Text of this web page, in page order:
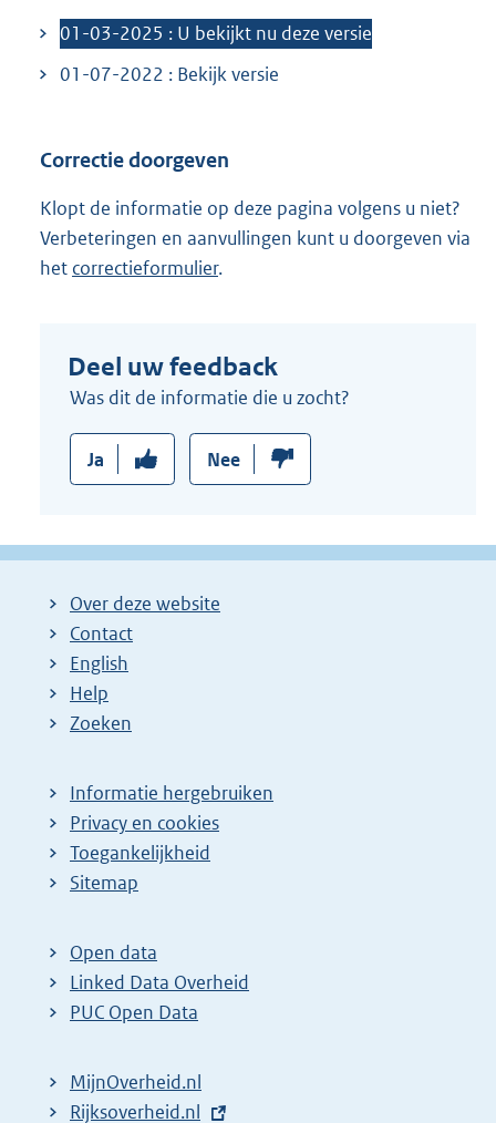
01-03-2025 : U bekijkt nu deze versie
01-07-2022 : Bekijk versie
Correctie doorgeven
Klopt de informatie op deze pagina volgens u niet?
Verbeteringen en aanvullingen kunt u doorgeven via
het correctieformulier.
Deel uw feedback
Was dit de informatie die u zocht?
Ja Nee
Over deze website
Contact
English
Help
Zoeken
Informatie hergebruiken
Privacy en cookies
Toegankelijkheid
Sitemap
Open data
Linked Data Overheid
PUC Open Data
MijnOverheid.nl
E
Rijksoverheid.nl